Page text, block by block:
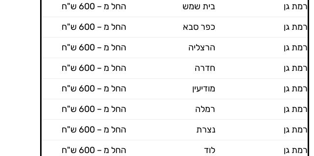
רמת גן
בית שמש
החל מ – 600 ש"ח
רמת גן
כפר סבא
החל מ – 600 ש"ח
רמת גן
הרצליה
החל מ – 600 ש"ח
רמת גן
חדרה
החל מ – 600 ש"ח
רמת גן
מודיעין
החל מ – 600 ש"ח
רמת גן
רמלה
החל מ – 600 ש"ח
רמת גן
נצרת
החל מ – 600 ש"ח
רמת גן
לוד
החל מ – 600 ש"ח